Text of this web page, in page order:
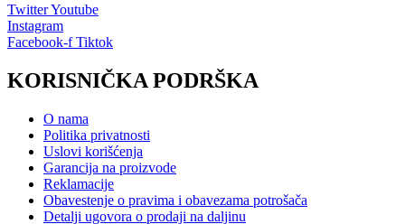
TwitterYoutube
Instagram
Facebook-f Tiktok
KORISNIČKA PODRŠKA
O nama
Politika privatnosti
Uslovi korišćenja
Garancija na proizvode
Reklamacije
Obavestenje o pravima i obavezama potrošača
Detalji ugovora o prodaji na daljinu